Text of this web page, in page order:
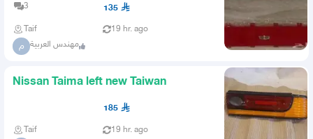
3 135
Taif 19 hr. ago
م مهندس العربية
Nissan Taima left new Taiwan
185
Taif 19 hr. ago